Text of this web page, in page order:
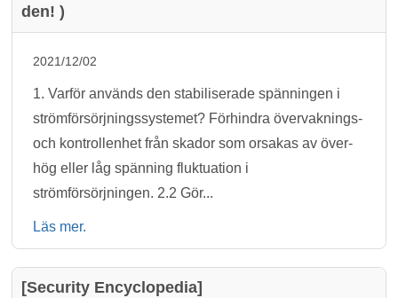
den! )
2021/12/02
1. Varför används den stabiliserade spänningen i
strömförsörjningssystemet? Förhindra övervaknings-
och kontrollenhet från skador som orsakas av över-
hög eller låg spänning fluktuation i
strömförsörjningen. 2.2 Gör...
Läs mer.
[Security Encyclopedia]